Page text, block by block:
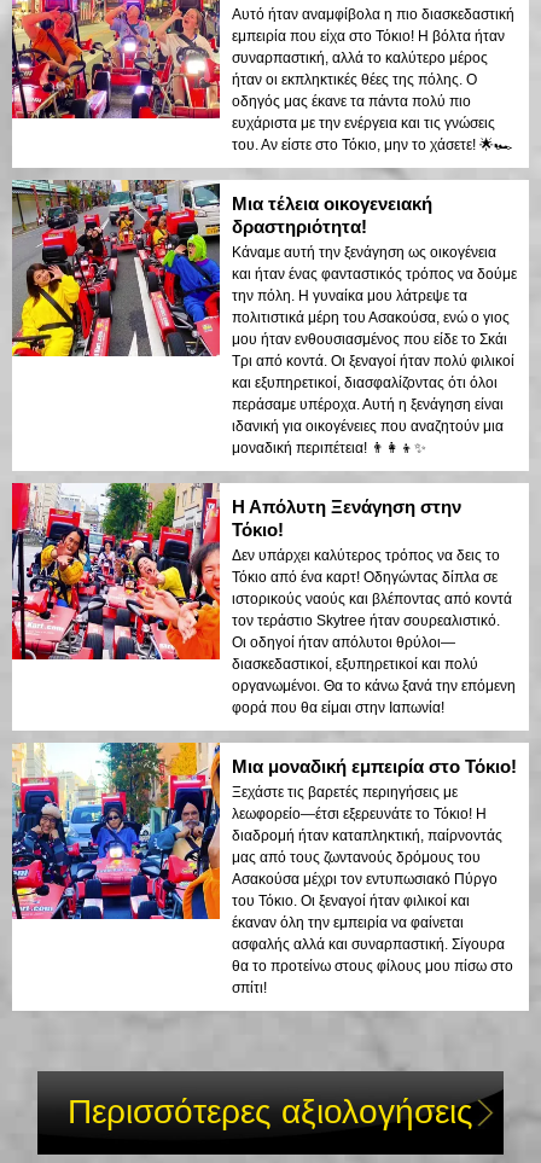
Αυτό ήταν αναμφίβολα η πιο διασκεδαστική
εμπειρία που είχα στο Τόκιο! Η βόλτα ήταν
συναρπαστική, αλλά το καλύτερο μέρος
ήταν οι εκπληκτικές θέες της πόλης. Ο
οδηγός μας έκανε τα πάντα πολύ πιο
ευχάριστα με την ενέργεια και τις γνώσεις
του. Αν είστε στο Τόκιο, μην το χάσετε! 🌟🏎️
Μια τέλεια οικογενειακή
δραστηριότητα!
Κάναμε αυτή την ξενάγηση ως οικογένεια
και ήταν ένας φανταστικός τρόπος να δούμε
την πόλη. Η γυναίκα μου λάτρεψε τα
πολιτιστικά μέρη του Ασακούσα, ενώ ο γιος
μου ήταν ενθουσιασμένος που είδε το Σκάι
Τρι από κοντά. Οι ξεναγοί ήταν πολύ φιλικοί
και εξυπηρετικοί, διασφαλίζοντας ότι όλοι
περάσαμε υπέροχα. Αυτή η ξενάγηση είναι
ιδανική για οικογένειες που αναζητούν μια
μοναδική περιπέτεια! 👨‍👩‍👦✨
Η Απόλυτη Ξενάγηση στην
Τόκιο!
Δεν υπάρχει καλύτερος τρόπος να δεις το
Τόκιο από ένα καρτ! Οδηγώντας δίπλα σε
ιστορικούς ναούς και βλέποντας από κοντά
τον τεράστιο Skytree ήταν σουρεαλιστικό.
Οι οδηγοί ήταν απόλυτοι θρύλοι—
διασκεδαστικοί, εξυπηρετικοί και πολύ
οργανωμένοι. Θα το κάνω ξανά την επόμενη
φορά που θα είμαι στην Ιαπωνία!
Μια μοναδική εμπειρία στο Τόκιο!
Ξεχάστε τις βαρετές περιηγήσεις με
λεωφορείο—έτσι εξερευνάτε το Τόκιο! Η
διαδρομή ήταν καταπληκτική, παίρνοντάς
μας από τους ζωντανούς δρόμους του
Ασακούσα μέχρι τον εντυπωσιακό Πύργο
του Τόκιο. Οι ξεναγοί ήταν φιλικοί και
έκαναν όλη την εμπειρία να φαίνεται
ασφαλής αλλά και συναρπαστική. Σίγουρα
θα το προτείνω στους φίλους μου πίσω στο
σπίτι!
Περισσότερες αξιολογήσεις